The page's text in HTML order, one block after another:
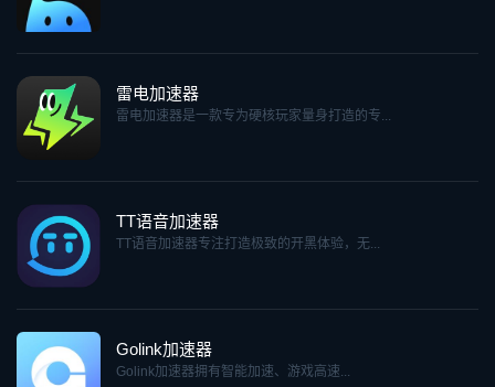
雷电加速器
雷电加速器是一款专为硬核玩家量身打造的专...
TT语音加速器
TT语音加速器专注打造极致的开黑体验，无...
Golink加速器
Golink加速器拥有智能加速、游戏高速...